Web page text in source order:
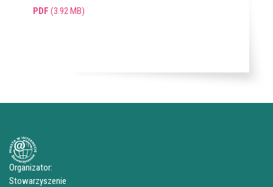
PDF (3.92 MB)
Organizator:
Stowarzyszenie